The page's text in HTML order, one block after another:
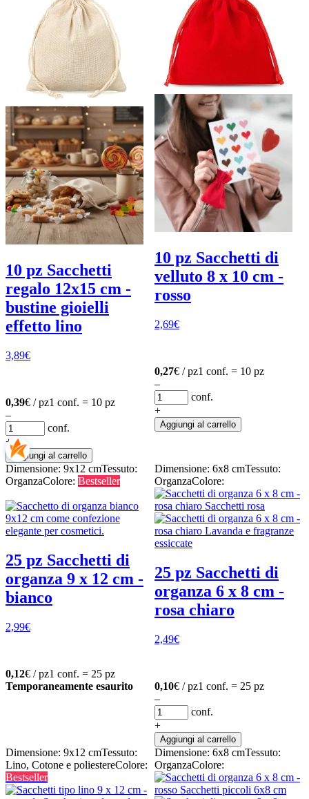
10 pz Sacchetti
regalo 12x15 cm -
bustine gioielli
effetto lino
3,89€
0,39€ / pz1 conf. = 10 pz
–
conf.
+
Aggiungi al carrello
10 pz Sacchetti di
velluto 8 x 10 cm -
rosso
2,69€
0,27€ / pz1 conf. = 10 pz
–
conf.
+
Aggiungi al carrello
Dimensione: 9x12 cmTessuto:
OrganzaColore: Bestseller
25 pz Sacchetti di
organza 9 x 12 cm -
bianco
2,99€
0,12€ / pz1 conf. = 25 pz
Temporaneamente esaurito
Dimensione: 6x8 cmTessuto:
OrganzaColore:
25 pz Sacchetti di
organza 6 x 8 cm -
rosa chiaro
2,49€
0,10€ / pz1 conf. = 25 pz
–
conf.
+
Aggiungi al carrello
Dimensione: 9x12 cmTessuto:
Lino, Cotone e poliestereColore:
Bestseller
Dimensione: 6x8 cmTessuto:
OrganzaColore: